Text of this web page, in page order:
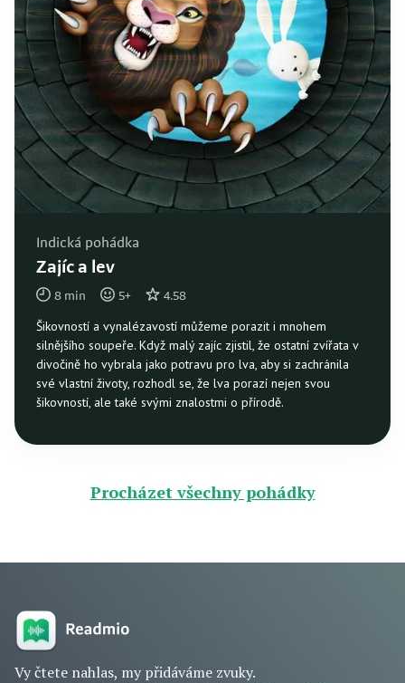
Indická pohádka
Zajíc a lev
8 min 5+ 4.58
Šikovností a vynalézavostí můžeme porazit i mnohem
silnějšího soupeře. Když malý zajíc zjistil, že ostatní zvířata v
divočině ho vybrala jako potravu pro lva, aby si zachránila
své vlastní životy, rozhodl se, že lva porazí nejen svou
šikovností, ale také svými znalostmi o přírodě.
Procházet všechny pohádky
Vy čtete nahlas, my přidáváme zvuky.